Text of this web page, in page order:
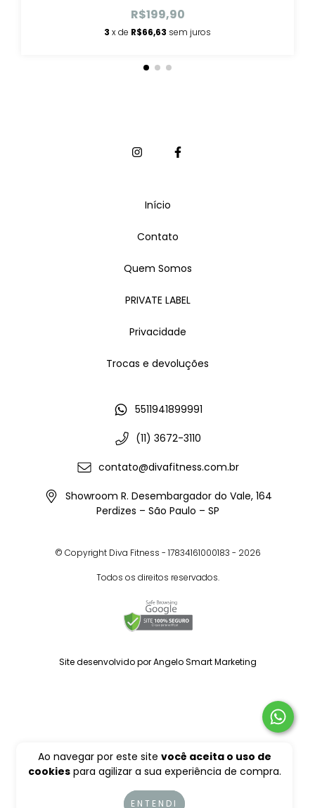
Ao navegar por este site você aceita o uso de
cookiespara agilizar a sua experiência de compra.
ENTENDI
R$199,90
3 x de R$66,63 sem juros
Início
Contato
Quem Somos
PRIVATE LABEL
Privacidade
Trocas e devoluções
5511941899991
(11) 3672-3110
contato@divafitness.com.br
Showroom R. Desembargador do Vale, 164
Perdizes – São Paulo – SP
© Copyright Diva Fitness - 17834161000183 - 2026
Todos os direitos reservados.
Site desenvolvido por Angelo Smart Marketing